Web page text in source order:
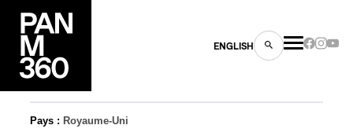
ENGLISH
Pays : Royaume-Uni